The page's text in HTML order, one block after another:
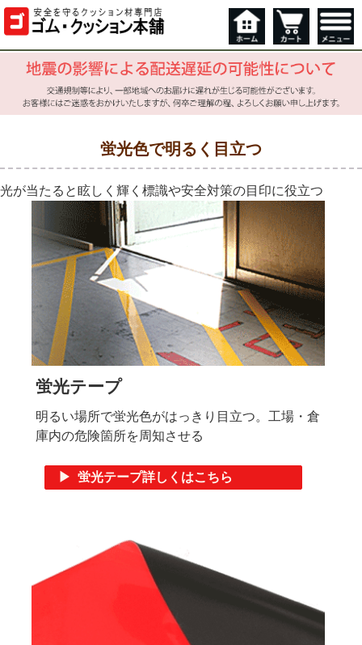
蛍光色で明るく目立つ
光が当たると眩しく輝く標識や安全対策の目印に役立つ
蛍光テープ
明るい場所で蛍光色がはっきり目立つ。工場・倉
庫内の危険箇所を周知させる
▶ 蛍光テープ詳しくはこちら